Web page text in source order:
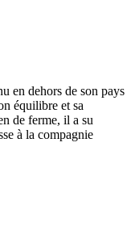
en dehors de son pays
équilibre et sa
de ferme, il a su
à la compagnie